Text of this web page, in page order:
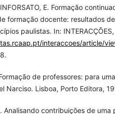
E. Formação
formação docente: resultados
paulistas. In:
interaccoes/article/
de professores: para
Narciso. Lisboa, Porto Editora,
Analisando contribuições de